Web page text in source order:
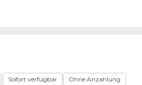
Sofort verfügbar Ohne Anzahlung